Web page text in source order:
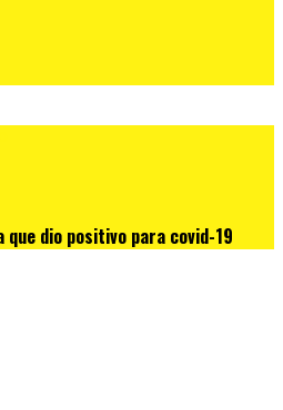
dio positivo para covid-19